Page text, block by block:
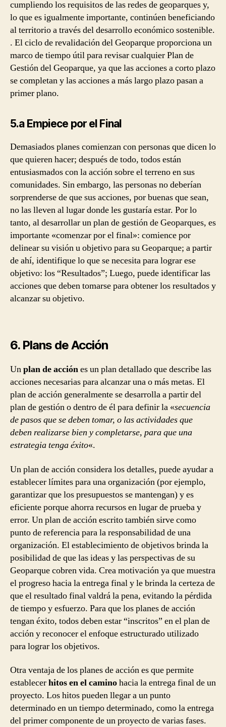
cumpliendo los requisitos de las redes de geoparques y,
lo que es igualmente importante, continúen beneficiando
al territorio a través del desarrollo económico sostenible.
. El ciclo de revalidación del Geoparque proporciona un
marco de tiempo útil para revisar cualquier Plan de
Gestión del Geoparque, ya que las acciones a corto plazo
se completan y las acciones a más largo plazo pasan a
primer plano.
5.a Empiece por el Final
Demasiados planes comienzan con personas que dicen lo
que quieren hacer; después de todo, todos están
entusiasmados con la acción sobre el terreno en sus
comunidades. Sin embargo, las personas no deberían
sorprenderse de que sus acciones, por buenas que sean,
no las lleven al lugar donde les gustaría estar. Por lo
tanto, al desarrollar un plan de gestión de Geoparques, es
importante «comenzar por el final»: comience por
delinear su visión u objetivo para su Geoparque; a partir
de ahí, identifique lo que se necesita para lograr ese
objetivo: los “Resultados”; Luego, puede identificar las
acciones que deben tomarse para obtener los resultados y
alcanzar su objetivo.
6. Plans de Acción
Unplan de acciónes un plan detallado que describe las
acciones necesarias para alcanzar una o más metas. El
plan de acción generalmente se desarrolla a partir del
plan de gestión o dentro de él para definir la «secuencia
de pasos que se deben tomar, o las actividades que
deben realizarse bien y completarse, para que una
estrategia tenga éxito«.
Un plan de acción considera los detalles, puede ayudar a
establecer límites para una organización (por ejemplo,
garantizar que los presupuestos se mantengan) y es
eficiente porque ahorra recursos en lugar de prueba y
error. Un plan de acción escrito también sirve como
punto de referencia para la responsabilidad de una
organización. El establecimiento de objetivos brinda la
posibilidad de que las ideas y las perspectivas de su
Geoparque cobren vida. Crea motivación ya que muestra
el progreso hacia la entrega final y le brinda la certeza de
que el resultado final valdrá la pena, evitando la pérdida
de tiempo y esfuerzo. Para que los planes de acción
tengan éxito, todos deben estar “inscritos” en el plan de
acción y reconocer el enfoque estructurado utilizado
para lograr los objetivos.
Otra ventaja de los planes de acción es que permite
establecerhitos en el caminohacia la entrega final de un
proyecto. Los hitos pueden llegar a un punto
determinado en un tiempo determinado, como la entrega
del primer componente de un proyecto de varias fases.